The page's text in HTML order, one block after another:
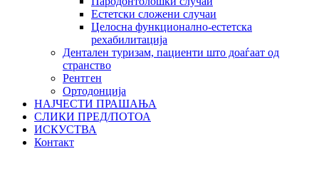
Естетски сложени случаи
Целосна функционално-естетска
рехабилитација
Дентален туризам, пациенти што доаѓаат од
странство
Рентген
Ортодонција
НАЈЧЕСТИ ПРАШАЊА
СЛИКИ ПРЕД/ПОТОА
ИСКУСТВА
Контакт